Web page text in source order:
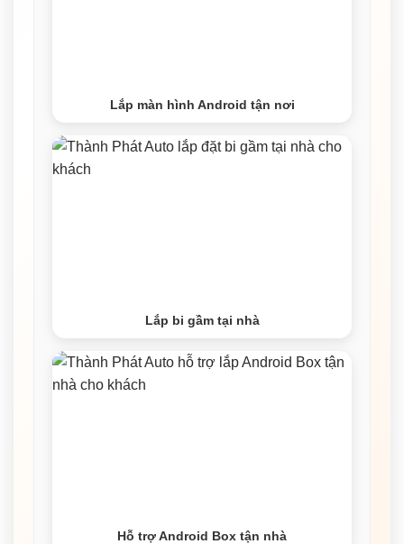
Lắp màn hình Android tận nơi
Lắp bi gầm tại nhà
Hỗ trợ Android Box tận nhà